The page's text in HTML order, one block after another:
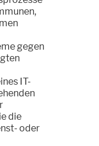
gegen
IT-
die
oder